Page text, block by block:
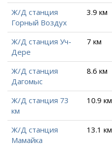
Ж/Д станция
Горный Воздух
3.9 км
Ж/Д станция Уч-
Дере
7 км
Ж/Д станция
Дагомыс
8.6 км
Ж/Д станция 73
км
10.9 км
Ж/Д станция
Мамайка
13.1 км